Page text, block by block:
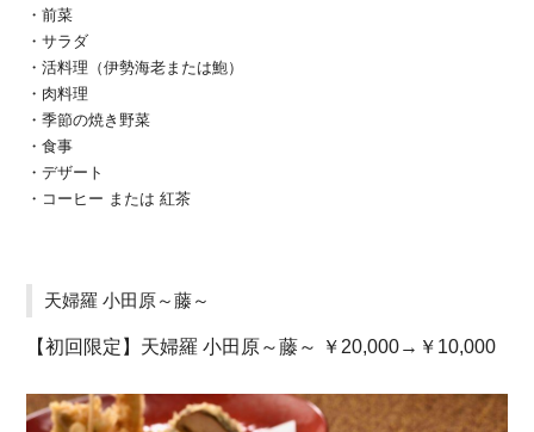
・前菜
・サラダ
・活料理（伊勢海老または鮑）
・肉料理
・季節の焼き野菜
・食事
・デザート
・コーヒー または 紅茶
天婦羅 小田原～藤～
【初回限定】天婦羅 小田原～藤～ ￥20,000→￥10,000